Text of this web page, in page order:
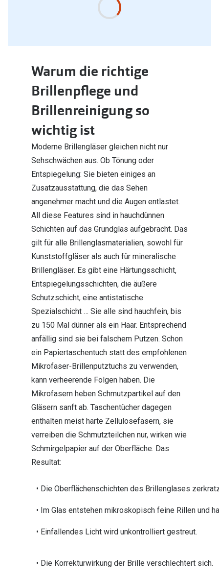
Warum die richtige
Brillenpflege und
Brillenreinigung so
wichtig ist
Moderne Brillengläser gleichen nicht nur
Sehschwächen aus. Ob Tönung oder
Entspiegelung: Sie bieten einiges an
Zusatzausstattung, die das Sehen
angenehmer macht und die Augen entlastet.
All diese Features sind in hauchdünnen
Schichten auf das Grundglas aufgebracht. Das
gilt für alle Brillenglasmaterialien, sowohl für
Kunststoffgläser als auch für mineralische
Brillengläser. Es gibt eine Härtungsschicht,
Entspiegelungsschichten, die äußere
Schutzschicht, eine antistatische
Spezialschicht … Sie alle sind hauchfein, bis
zu 150 Mal dünner als ein Haar. Entsprechend
anfällig sind sie bei falschem Putzen. Schon
ein Papiertaschentuch statt des empfohlenen
Mikrofaser-Brillenputztuchs zu verwenden,
kann verheerende Folgen haben. Die
Mikrofasern heben Schmutzpartikel auf den
Gläsern sanft ab. Taschentücher dagegen
enthalten meist harte Zellulosefasern, sie
verreiben die Schmutzteilchen nur, wirken wie
Schmirgelpapier auf der Oberfläche. Das
Resultat:
• Die Oberflächenschichten des Brillenglases
• Im Glas entstehen mikroskopisch feine Rillen und
• Einfallendes Licht wird unkontrolliert gestreut.
• Die Korrekturwirkung der Brille verschlechtert sich.